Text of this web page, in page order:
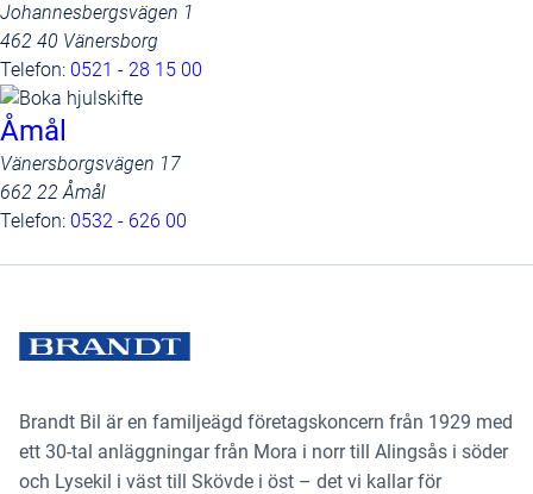
Johannesbergsvägen 1
462 40 Vänersborg
Telefon: 0521 - 28 15 00
Åmål
Vänersborgsvägen 17
662 22 Åmål
Telefon: 0532 - 626 00
Brandt Bil är en familjeägd företagskoncern från 1929 med
ett 30-tal anläggningar från Mora i norr till Alingsås i söder
och Lysekil i väst till Skövde i öst – det vi kallar för